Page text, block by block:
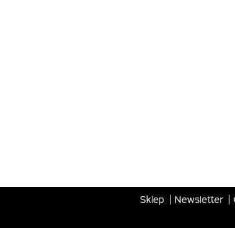
Sklep Newsletter